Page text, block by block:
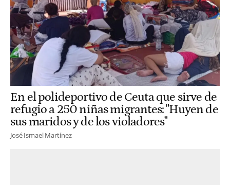
En el polideportivo de Ceuta que sirve de
refugio a 250 niñas migrantes: "Huyen de
sus maridos y de los violadores"
José Ismael Martínez